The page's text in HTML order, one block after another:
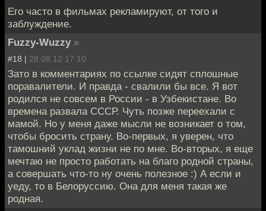
Его часто в фильмах рекламируют, от того и
заблуждение.
Fuzzy-Wuzzy »
#18 | 28.08.12 17:10
Зато в комментариях по ссылке сидят сплошные
поравалители. И правда - свалили бы все. Я вот
родился не совсем в России - в Узбекистане. Во
времена развала СССР. Чуть позже переехали с
мамой. Но у меня даже мысли не возникает о том,
чтобы бросить страну. Во-первых, я уверен, что
тамошний уклад жизни не по мне. Во-вторых, я еще
мечтаю не просто работать на благо родной страны,
а совершать что-то ну очень полезное :) А если и
уеду, то в Белоруссию. Она для меня такая же
родная.